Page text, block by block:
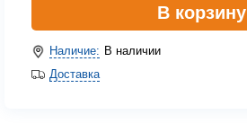
В корзину
Наличие: В наличии
Доставка